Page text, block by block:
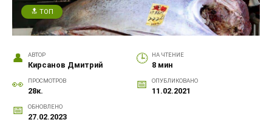
🔝 ТОП
АВТОР
Кирсанов Дмитрий
НА ЧТЕНИЕ
8 мин
ПРОСМОТРОВ
28к.
ОПУБЛИКОВАНО
11.02.2021
ОБНОВЛЕНО
27.02.2023